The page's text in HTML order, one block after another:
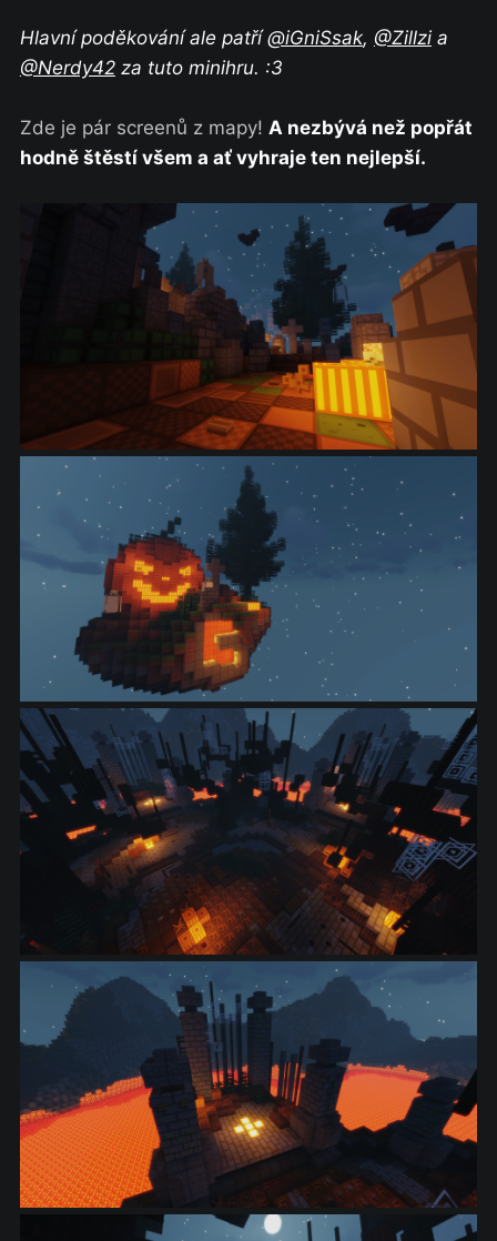
Hlavní poděkování ale patří@iGniSsak, @Zillzia
@Nerdy42za tuto minihru. :3
Zde je pár screenů z mapy! A nezbývá než popřát
hodně štěstí všem a ať vyhraje ten nejlepší.